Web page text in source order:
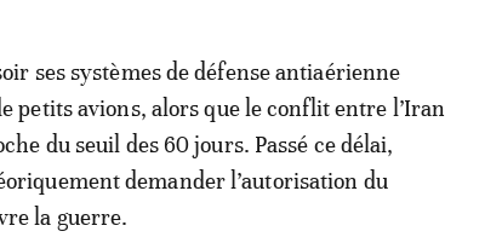
ses systèmes de défense antiaérienne
petits avions, alors que le conflit entre l’Iran
du seuil des 60 jours. Passé ce délai,
demander l’autorisation du
la guerre.